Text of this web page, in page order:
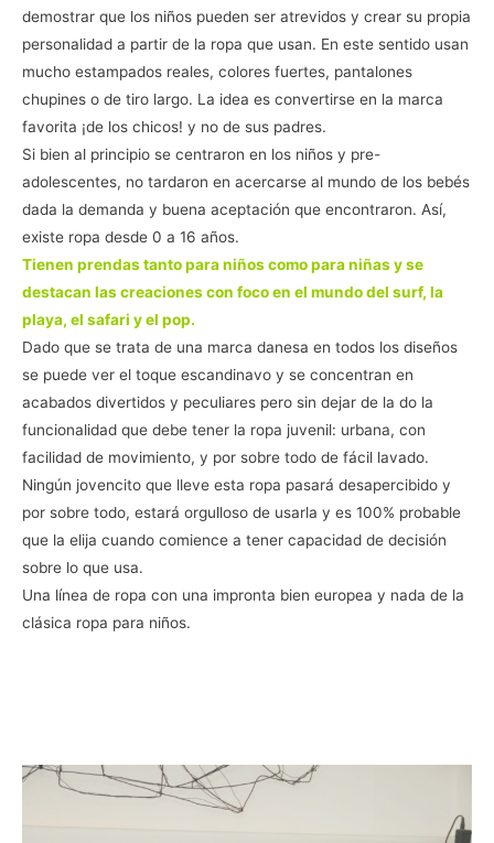
demostrar que los niños pueden ser atrevidos y crear su propia
personalidad a partir de la ropa que usan. En este sentido usan
mucho estampados reales, colores fuertes, pantalones
chupines o de tiro largo. La idea es convertirse en la marca
favorita ¡de los chicos! y no de sus padres.
Si bien al principio se centraron en los niños y pre-
adolescentes, no tardaron en acercarse al mundo de los bebés
dada la demanda y buena aceptación que encontraron. Así,
existe ropa desde 0 a 16 años.
Tienen prendas tanto para niños como para niñas y se
destacan las creaciones con foco en el mundo del surf, la
playa, el safari y el pop.
Dado que se trata de una marca danesa en todos los diseños
se puede ver el toque escandinavo y se concentran en
acabados divertidos y peculiares pero sin dejar de la do la
funcionalidad que debe tener la ropa juvenil: urbana, con
facilidad de movimiento, y por sobre todo de fácil lavado.
Ningún jovencito que lleve esta ropa pasará desapercibido y
por sobre todo, estará orgulloso de usarla y es 100% probable
que la elija cuando comience a tener capacidad de decisión
sobre lo que usa.
Una línea de ropa con una impronta bien europea y nada de la
clásica ropa para niños.